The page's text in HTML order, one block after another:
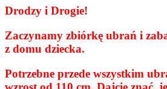
Drodzy i Drogie!
Zaczynamy zbiórkę ubrań i
z domu dziecka.
Potrzebne przede wszystkim